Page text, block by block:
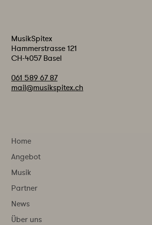
MusikSpitex
Hammerstrasse 121
CH-4057 Basel
061 589 67 87
mail@musikspitex.ch
Home
Angebot
Musik
Partner
News
Über uns